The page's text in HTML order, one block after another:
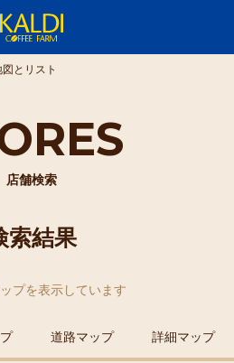
店舗検索
図とリスト
索結果
プを表示しています
道路マップ 詳細マップ